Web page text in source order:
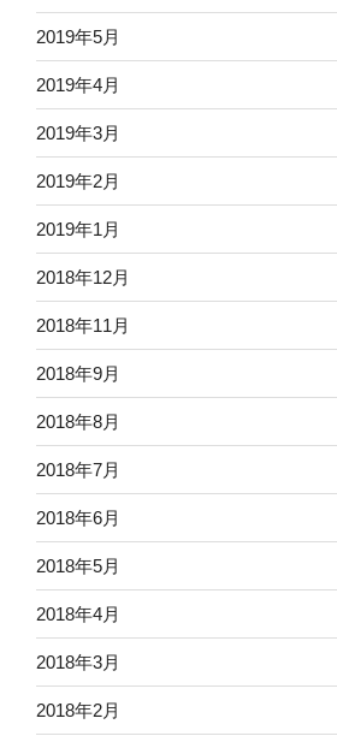
2019年5月
2019年4月
2019年3月
2019年2月
2019年1月
2018年12月
2018年11月
2018年9月
2018年8月
2018年7月
2018年6月
2018年5月
2018年4月
2018年3月
2018年2月